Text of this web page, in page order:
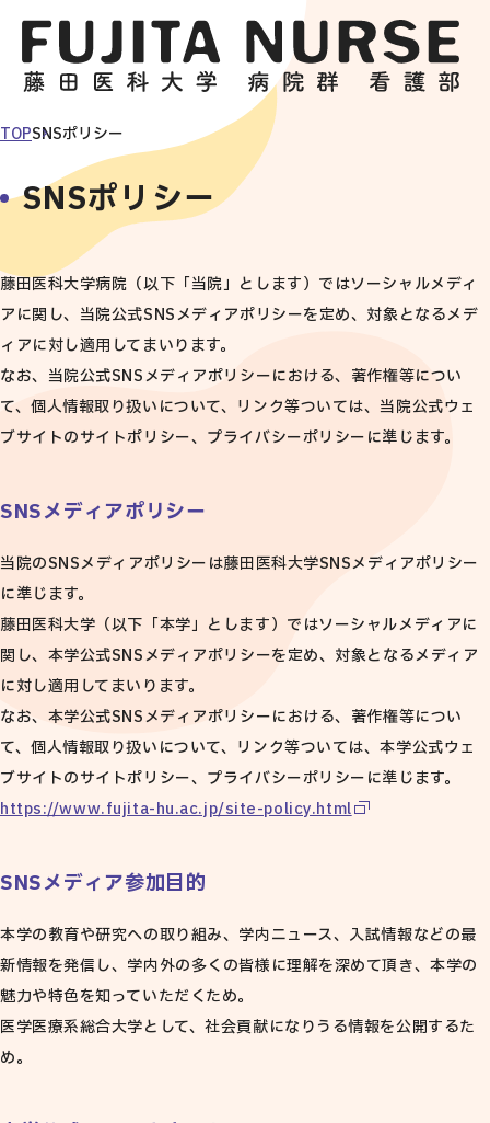
TOPSNSポリシー
SNSポリシー
藤田医科大学病院（以下「当院」とします）ではソーシャルメディ
アに関し、当院公式SNSメディアポリシーを定め、対象となるメデ
ィアに対し適用してまいります。
なお、当院公式SNSメディアポリシーにおける、著作権等につい
て、個人情報取り扱いについて、リンク等ついては、当院公式ウェ
ブサイトのサイトポリシー、プライバシーポリシーに準じます。
SNSメディアポリシー
当院のSNSメディアポリシーは藤田医科大学SNSメディアポリシー
に準じます。
藤田医科大学（以下「本学」とします）ではソーシャルメディアに
関し、本学公式SNSメディアポリシーを定め、対象となるメディア
に対し適用してまいります。
なお、本学公式SNSメディアポリシーにおける、著作権等につい
て、個人情報取り扱いについて、リンク等ついては、本学公式ウェ
ブサイトのサイトポリシー、プライバシーポリシーに準じます。
https://www.fujita-hu.ac.jp/site-policy.html
SNSメディア参加目的
本学の教育や研究への取り組み、学内ニュース、入試情報などの最
新情報を発信し、学内外の多くの皆様に理解を深めて頂き、本学の
魅力や特色を知っていただくため。
医学医療系総合大学として、社会貢献になりうる情報を公開するた
め。